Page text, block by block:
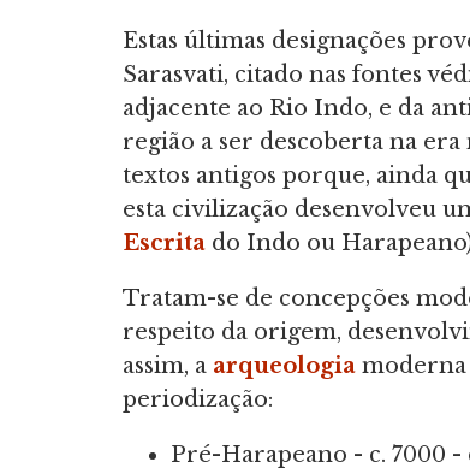
Estas últimas designações
Sarasvati, citado nas fontes
adjacente ao Rio Indo, e da
região a ser descoberta na
textos antigos porque, ainda
esta civilização desenvolveu
Escrita do Indo ou
Tratam-se de concepções
respeito da origem,
assim, a arqueologia moderna
periodização:
Pré-Harapeano - c. 7000 -